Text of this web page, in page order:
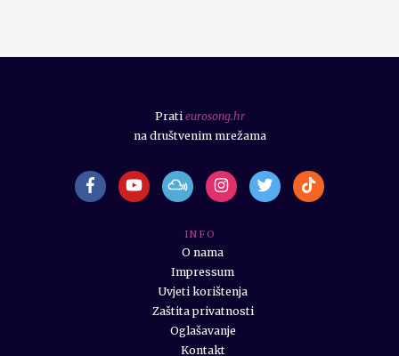
I N F O
O nama
Impressum
Uvjeti korištenja
Zaštita privatnosti
Oglašavanje
Kontakt
Prati eurosong.hr
na društvenim mrežama